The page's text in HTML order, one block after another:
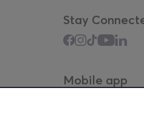
Stay
Mobile app